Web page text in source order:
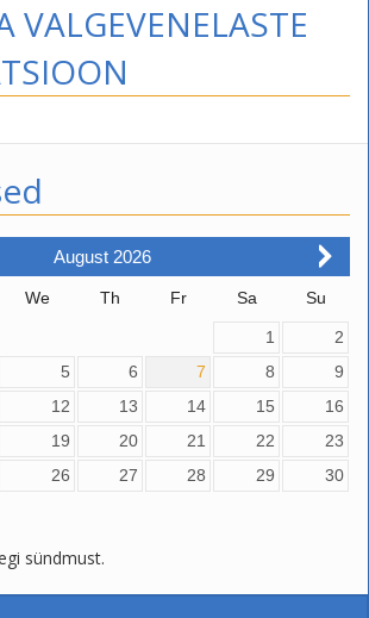
VALGEVENELASTE
August 2026
We Th Fr Sa Su
1
2
5 6 7 8
9
12 13 14 15
16
19 20 21 22
23
26 27 28 29
30
sündmust.